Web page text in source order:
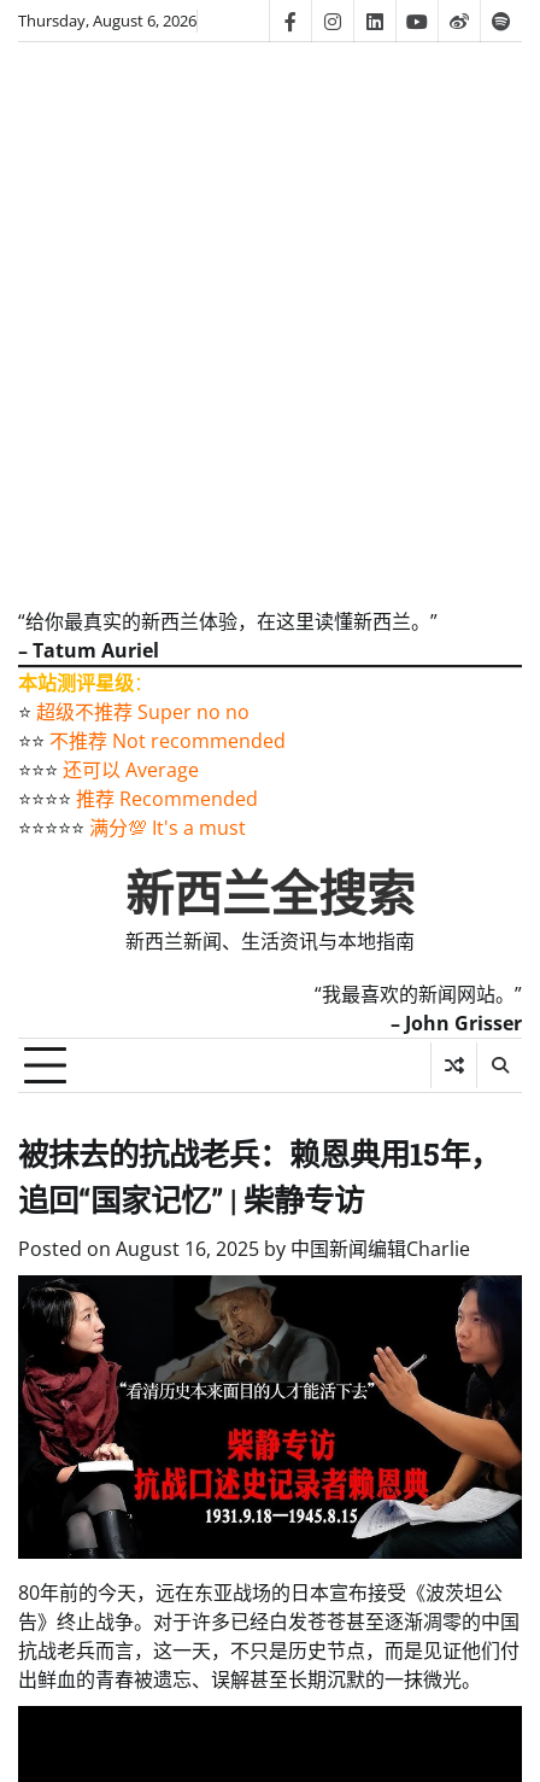
SkipThursday, August 6, 2026 FacebookInstagram
LinkedinYoutube
Weibo
“给你最真实的新西兰体验，在这里读懂新西兰。”
– Tatum Auriel
本站测评星级：
⭐️ 超级不推荐 Super no no
⭐️⭐️ 不推荐 Not recommended
⭐️⭐️⭐️ 还可以 Average
⭐️⭐️⭐️⭐️ 推荐 Recommended
⭐️⭐️⭐️⭐️⭐️ 满分💯 It's a must
新西兰全搜索
新西兰新闻、生活资讯与本地指南
“我最喜欢的新闻网站。”
– John Grisser
被抹去的抗战老兵：赖恩典用15年，
追回“国家记忆” | 柴静专访
Posted on August 16, 2025 by 中国新闻编辑Charlie
80年前的今天，远在东亚战场的日本宣布接受《波茨坦公
告》终止战争。对于许多已经白发苍苍甚至逐渐凋零的中国
抗战老兵而言，这一天，不只是历史节点，而是见证他们付
出鲜血的青春被遗忘、误解甚至长期沉默的一抹微光。